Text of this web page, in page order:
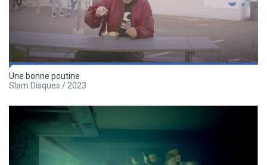
Une bonne poutine
Slam Disques / 2023